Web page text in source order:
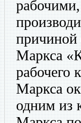
Маркса
рабочего
Маркса
одним из